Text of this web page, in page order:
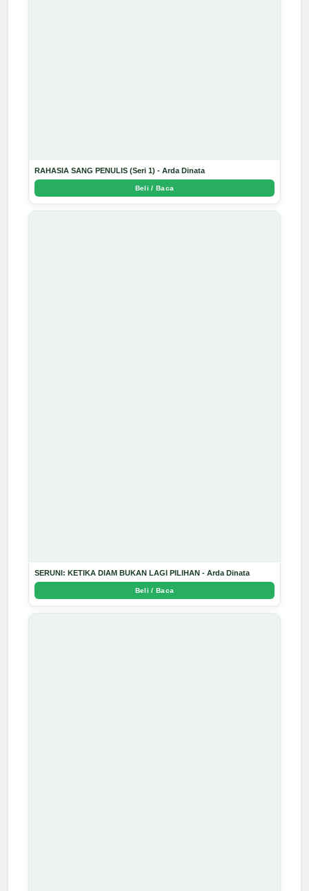
RAHASIA SANG PENULIS (Seri 1) - Arda Dinata
Beli / Baca
SERUNI: KETIKA DIAM BUKAN LAGI PILIHAN - Arda Dinata
Beli / Baca